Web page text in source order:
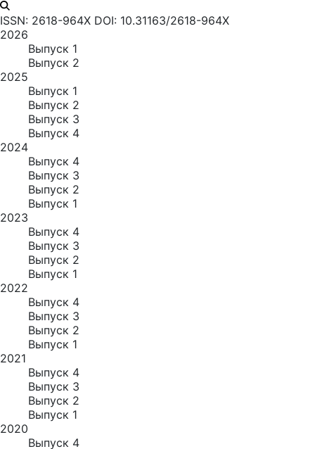
ISSN: 2618-964X DOI: 10.31163/2618-964X
2026
Выпуск 1
Выпуск 2
2025
Выпуск 1
Выпуск 2
Выпуск 3
Выпуск 4
2024
Выпуск 4
Выпуск 3
Выпуск 2
Выпуск 1
2023
Выпуск 4
Выпуск 3
Выпуск 2
Выпуск 1
2022
Выпуск 4
Выпуск 3
Выпуск 2
Выпуск 1
2021
Выпуск 4
Выпуск 3
Выпуск 2
Выпуск 1
2020
Выпуск 4